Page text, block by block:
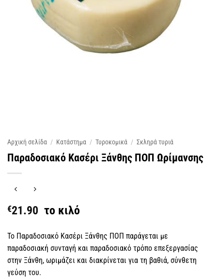
Αρχική σελίδα / Κατάστημα / Τυροκομικά / Σκληρά τυριά
Παραδοσιακό Κασέρι Ξάνθης ΠΟΠ Ωρίμανσης
€21.90 το κιλό
Το Παραδοσιακό Κασέρι Ξάνθης ΠΟΠ παράγεται με
παραδοσιακή συνταγή και παραδοσιακό τρόπο επεξεργασίας
στην Ξάνθη, ωριμάζει και διακρίνεται για τη βαθιά, σύνθετη
γεύση του.